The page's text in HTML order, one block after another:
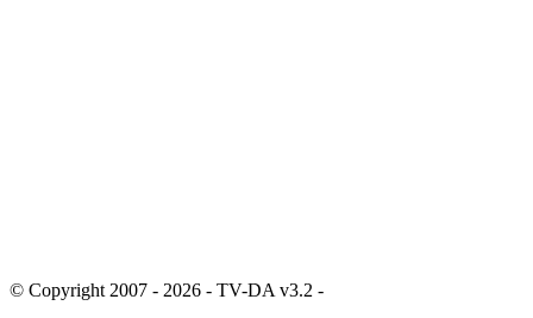
© Copyright 2007 - 2026 - TV-DA v3.2 -